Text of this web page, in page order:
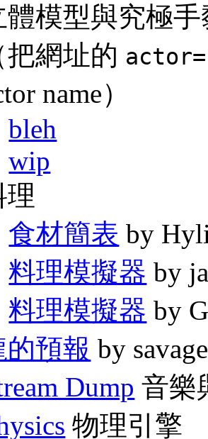
體模型與究極手
把網址的 actor=
name）
bleh
wip
理
食材簡表 by
料理模擬器 by
料理模擬器 by
的預報 by
Dump 音樂
物理引擎